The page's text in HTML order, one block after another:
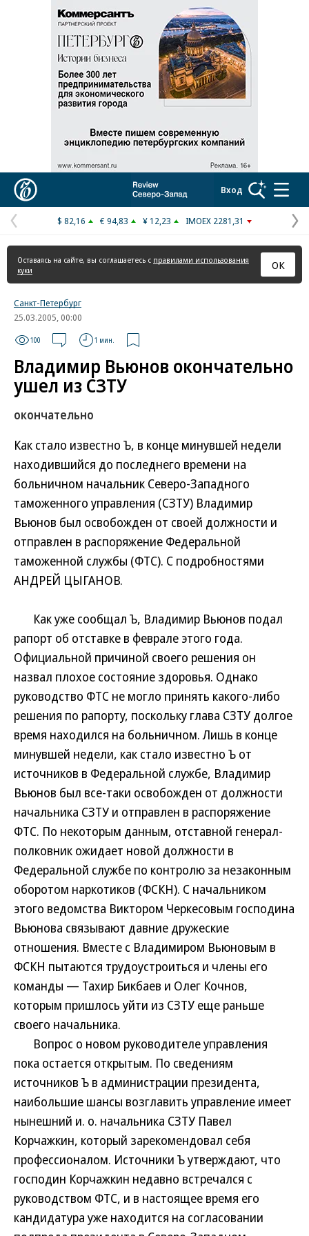
Вход
Предыдущая
страница
$ 82,16 € 94,83 ¥ 12,23 IMOEX 2281,31
Оставаясь на сайте, вы соглашаетесь с правилами использования
куки
ОК
Санкт-Петербург
25.03.2005, 00:00
100 1 мин.
Владимир Вьюнов окончательно
ушел из СЗТУ
окончательно
Как стало известно Ъ, в конце минувшей недели
находившийся до последнего времени на
больничном начальник Северо-Западного
таможенного управления (СЗТУ) Владимир
Вьюнов был освобожден от своей должности и
отправлен в распоряжение Федеральной
таможенной службы (ФТС). С подробностями
АНДРЕЙ ЦЫГАНОВ.
Как уже сообщал Ъ, Владимир Вьюнов подал
рапорт об отставке в феврале этого года.
Официальной причиной своего решения он
назвал плохое состояние здоровья. Однако
руководство ФТС не могло принять какого-либо
решения по рапорту, поскольку глава СЗТУ долгое
время находился на больничном. Лишь в конце
минувшей недели, как стало известно Ъ от
источников в Федеральной службе, Владимир
Вьюнов был все-таки освобожден от должности
начальника СЗТУ и отправлен в распоряжение
ФТС. По некоторым данным, отставной генерал-
полковник ожидает новой должности в
Федеральной службе по контролю за незаконным
оборотом наркотиков (ФСКН). С начальником
этого ведомства Виктором Черкесовым господина
Вьюнова связывают давние дружеские
отношения. Вместе с Владимиром Вьюновым в
ФСКН пытаются трудоустроиться и члены его
команды — Тахир Бикбаев и Олег Кочнов,
которым пришлось уйти из СЗТУ еще раньше
своего начальника.
Вопрос о новом руководителе управления
пока остается открытым. По сведениям
источников Ъ в администрации президента,
наибольшие шансы возглавить управление имеет
нынешний и. о. начальника СЗТУ Павел
Корчажкин, который зарекомендовал себя
профессионалом. Источники Ъ утверждают, что
господин Корчажкин недавно встречался с
руководством ФТС, и в настоящее время его
кандидатура уже находится на согласовании